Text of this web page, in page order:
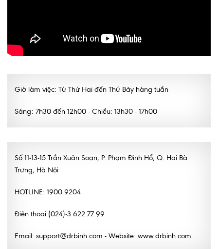
Bảo lãnh viện phí
TUYỂN DỤNG TRA CỨU HỒ SƠ
Giờ làm việc: Từ Thứ Hai đến Thứ Bảy hàng tuần
Sáng: 7h30 đến 12h00 - Chiều: 13h30 - 17h00
Số 11-13-15 Trần Xuân Soạn, P. Phạm Đình Hổ, Q. Hai Bà
Trưng, Hà Nội
HOTLINE: 1900 9204
Điện thoại.(024)-3.622.77.99
Email: support@drbinh.com - Website: www.drbinh.com